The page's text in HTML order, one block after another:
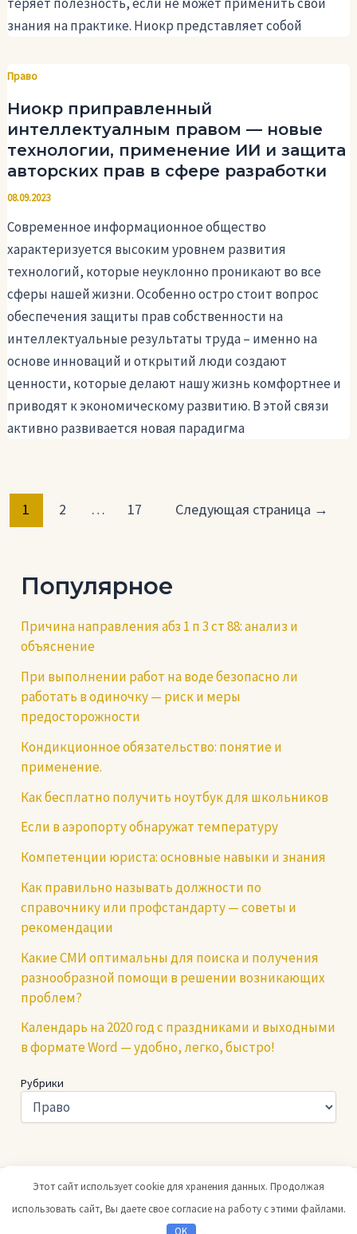
знания на практике. Ниокр представляет собой
Право
Ниокр приправленный
интеллектуалным правом — новые
технологии, применение ИИ и защита
авторских прав в сфере разработки
08.09.2023
Современное информационное общество
характеризуется высоким уровнем развития
технологий, которые неуклонно проникают во все
сферы нашей жизни. Особенно остро стоит вопрос
обеспечения защиты прав собственности на
интеллектуальные результаты труда – именно на
основе инноваций и открытий люди создают
ценности, которые делают нашу жизнь комфортнее и
приводят к экономическому развитию. В этой связи
активно развивается новая парадигма
Постраничная
навигация
1 2 … 17 Следующая страница →
Популярное
Причина направления абз 1 п 3 ст 88: анализ и
объяснение
При выполнении работ на воде безопасно ли
работать в одиночку — риск и меры
предосторожности
Кондикционное обязательство: понятие и
применение.
Как бесплатно получить ноутбук для школьников
Если в аэропорту обнаружат температуру
Компетенции юриста: основные навыки и знания
Как правильно называть должности по
справочнику или профстандарту — советы и
рекомендации
Какие СМИ оптимальны для поиска и получения
разнообразной помощи в решении возникающих
проблем?
Календарь на 2020 год с праздниками и выходными
в формате Word — удобно, легко, быстро!
Рубрики
Copyright © 2026 Юридический портал |При копировании
ссылка на нас обязательна
Этот сайт использует cookie для хранения данных. Продолжая
использовать сайт, Вы даете свое согласие на работу с этими файлами.
OK